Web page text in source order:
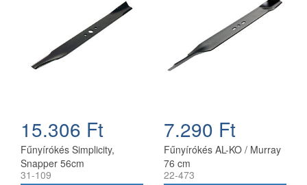
15.306 Ft
Fűnyírókés Simplicity,
Snapper 56cm
(1716695ASM)
31-109
7.290 Ft
Fűnyírókés AL-KO / Murray
76 cm
22-473